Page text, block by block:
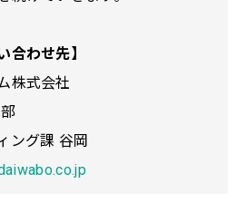
合わせ先】
株式会社
ング課 谷岡
p